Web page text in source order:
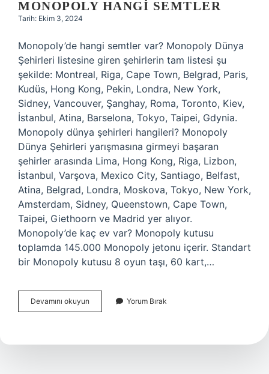
MONOPOLY HANGI SEMTLER
Tarih: Ekim 3, 2024
Monopoly’de hangi semtler var? Monopoly Dünya
Şehirleri listesine giren şehirlerin tam listesi şu
şekilde: Montreal, Riga, Cape Town, Belgrad, Paris,
Kudüs, Hong Kong, Pekin, Londra, New York,
Sidney, Vancouver, Şanghay, Roma, Toronto, Kiev,
İstanbul, Atina, Barselona, ​​​​​​Tokyo, Taipei, Gdynia.
Monopoly dünya şehirleri hangileri? Monopoly
Dünya Şehirleri yarışmasına girmeyi başaran
şehirler arasında Lima, Hong Kong, Riga, Lizbon,
İstanbul, Varşova, Mexico City, Santiago, Belfast,
Atina, Belgrad, Londra, Moskova, Tokyo, New York,
Amsterdam, Sidney, Queenstown, Cape Town,
Taipei, Giethoorn ve Madrid yer alıyor.
Monopoly’de kaç ev var? Monopoly kutusu
toplamda 145.000 Monopoly jetonu içerir. Standart
bir Monopoly kutusu 8 oyun taşı, 60 kart,…
Devamını okuyun Monopoly
Hangi
Yorum Bırak